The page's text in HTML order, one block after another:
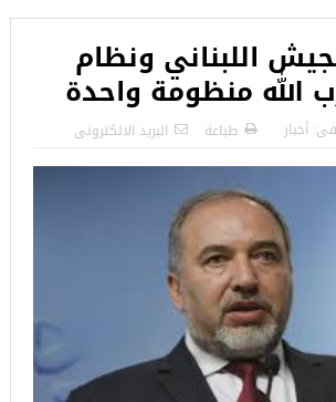
اللبناني ونظام
الله منظومة واحدة
فى: أخبار طباعة البريد الالكترونى